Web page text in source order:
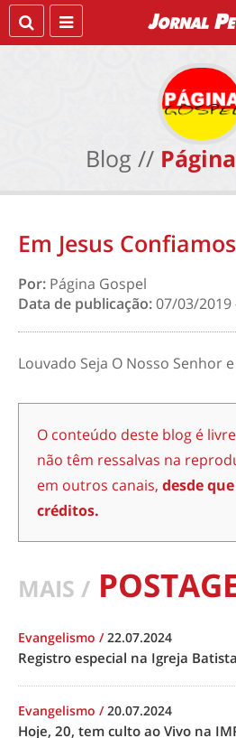
Blog //
Em Jesus Confiamos
Por: Página Gospel
Data de publicação:07/03/2019
Louvado Seja O Nosso Senhor
O conteúdo deste blog é
não têm ressalvas na
em outros canais, desde
créditos.
MAIS /
Evangelismo /22.07.2024
Registro especial na Igreja
Evangelismo /20.07.2024
Hoje, 20, tem culto ao Vivo na